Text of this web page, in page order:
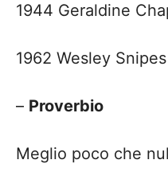
1944 Geraldine
1962 Wesley Snipes
– Proverbio
Meglio poco che